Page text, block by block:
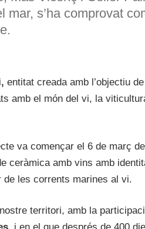
mar, s’ha comprovat
entitat creada amb l’objectiu
amb el món del vi, la
va començar el 6 de març
ceràmica amb vins amb
les corrents marines al vi.
territori, amb la